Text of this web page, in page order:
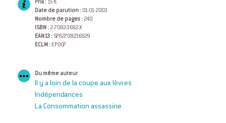
Prix : 15 €
Date de parution : 01-01-2003
Nombre de pages : 240
ISBN : 2-7082-3692-X
EAN13 : 9782708236929
ECLM : EP007
Du même auteur
Il y a loin de la coupe aux lèvres
Indépendances
La Consommation assassine